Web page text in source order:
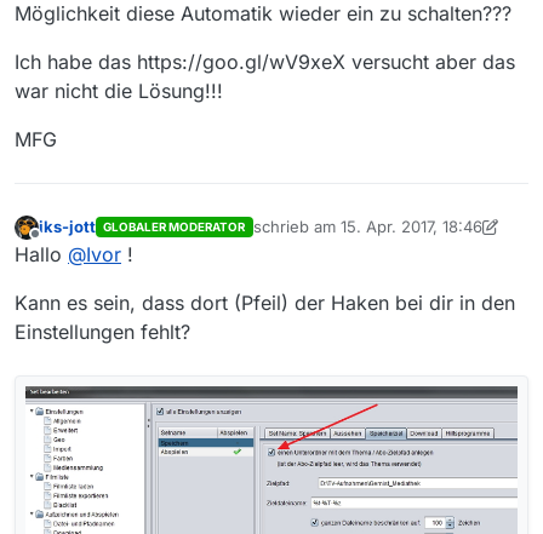
Möglichkeit diese Automatik wieder ein zu schalten???
Ich habe das https://goo.gl/wV9xeX versucht aber das
war nicht die Lösung!!!
MFG
Offline
iks-jott GLOBALER MODERATOR schrieb am 15. Apr. 2017, 18:46
zuletzt editiert von iks-jott
Hallo @Ivor !
Kann es sein, dass dort (Pfeil) der Haken bei dir in den
Einstellungen fehlt?